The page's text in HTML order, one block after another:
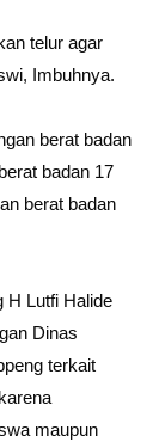
telur agar
Imbuhnya.
berat badan
badan 17
berat badan
H Lutfi Halide
Dinas
terkait
maupun